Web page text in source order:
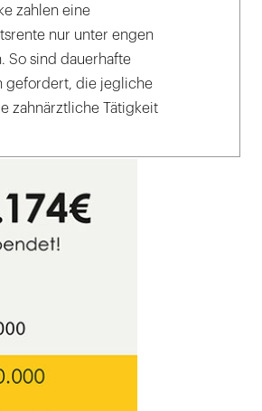
zahlen eine
nur unter engen
So sind dauerhafte
gefordert, die jegliche
zahnärztliche Tätigkeit